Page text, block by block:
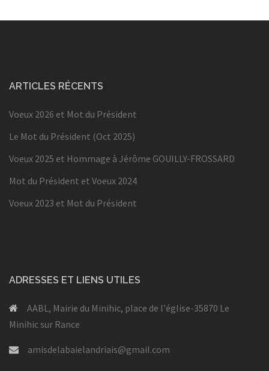
ARTICLES RÉCENTS
Voeux 2026 et Mot du Président
Le Mot du Président (Oct 2025)
Voeux 2025 et Hommage à Jérôme GOUILLY-FROSSARD
Mot du Président et Voeux 2024
Voeux 2023 et Mot du Président
ADRESSES ET LIENS UTILES
AABL, Mairie du Minihic, place de l'église-35870 Le
Minihic sur Rance
amisdelabaielandriais@gmail.com